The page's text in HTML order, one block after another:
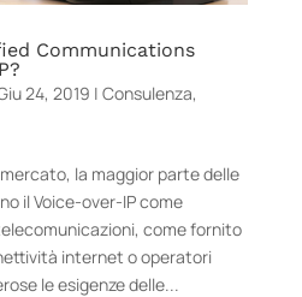
Communications
24, 2019 | Consulenza,
la maggior parte delle
il Voice-over-IP come
come fornito
internet o operatori
le esigenze delle...